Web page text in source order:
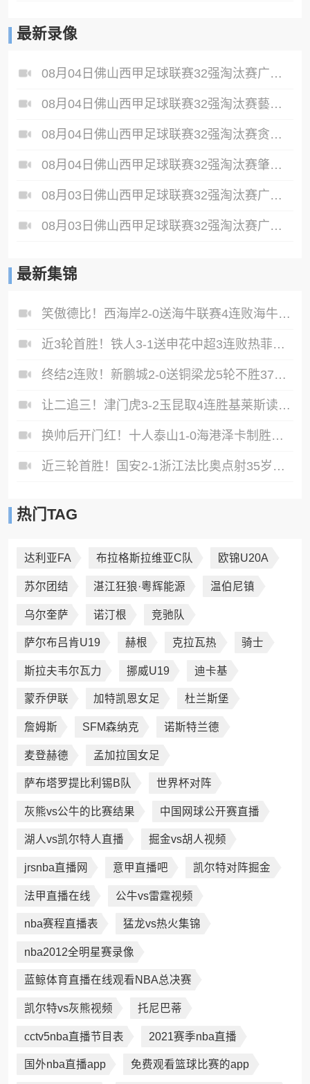
最新录像
08月04日佛山西甲足球联赛32强淘汰赛广东西南建设VS香港圣徒全场录像
08月04日佛山西甲足球联赛32强淘汰赛藝品高國際VS湛江狂狼·粵辉能源全场录像
08月04日佛山西甲足球联赛32强淘汰赛贪玩游戏VS美的薪火全场录像
08月04日佛山西甲足球联赛32强淘汰赛肇庆恒骏成VS三七互娱全场录像
08月03日佛山西甲足球联赛32强淘汰赛广东客家青年VS广州英华思力U17全场录像
08月03日佛山西甲足球联赛32强淘汰赛广州求信VS顺德新青年全场录像
最新集锦
笑傲德比！西海岸2-0送海牛联赛4连败海牛仍垫底西海岸升至第二
近3轮首胜！铁人3-1送申花中超3连败热菲尼奥双响邦本宜裕传射
终结2连败！新鹏城2-0送铜梁龙5轮不胜37岁姜至鹏破门韦斯利建功
让二追三！津门虎3-2玉昆取4连胜基莱斯读秒绝杀萨尔瓦多破门
换帅后开门红！十人泰山1-0海港泽卡制胜于金永扑点海港三球被吹
近三轮首胜！国安2-1浙江法比奥点射35岁张稀哲制胜王钰栋送助攻
热门TAG
达利亚FA 布拉格斯拉维亚C队 欧锦U20A
苏尔团结 湛江狂狼·粵辉能源 温伯尼镇
乌尔奎萨 诺汀根 竞驰队
萨尔布吕肯U19 赫根 克拉瓦热 骑士
斯拉夫韦尔瓦力 挪威U19 迪卡基
蒙乔伊联 加特凯恩女足 杜兰斯堡
詹姆斯 SFM森纳克 诺斯特兰德
麦登赫德 孟加拉国女足
萨布塔罗提比利锡B队 世界杯对阵
灰熊vs公牛的比赛结果 中国网球公开赛直播
湖人vs凯尔特人直播 掘金vs胡人视频
jrsnba直播网 意甲直播吧 凯尔特对阵掘金
法甲直播在线 公牛vs雷霆视频
nba赛程直播表 猛龙vs热火集锦
nba2012全明星赛录像
蓝鲸体育直播在线观看NBA总决赛
凯尔特vs灰熊视频 托尼巴蒂
cctv5nba直播节目表 2021赛季nba直播
国外nba直播app 免费观看篮球比赛的app